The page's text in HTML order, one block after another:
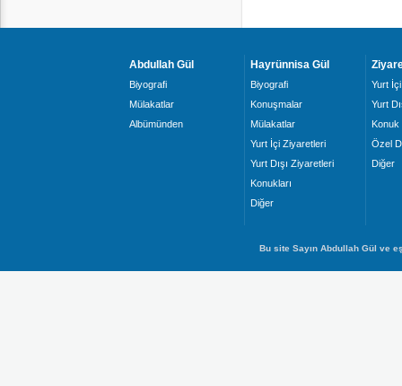
Abdullah Gül
Biyografi
Mülakatlar
Albümünden
Hayrünnisa Gül
Biyografi
Konuşmalar
Mülakatlar
Yurt İçi Ziyaretleri
Yurt Dışı Ziyaretleri
Konukları
Diğer
Yurt İçi
Yurt
Konuk
Özel
Diğer
Bu site Sayın Abdullah Gül ve